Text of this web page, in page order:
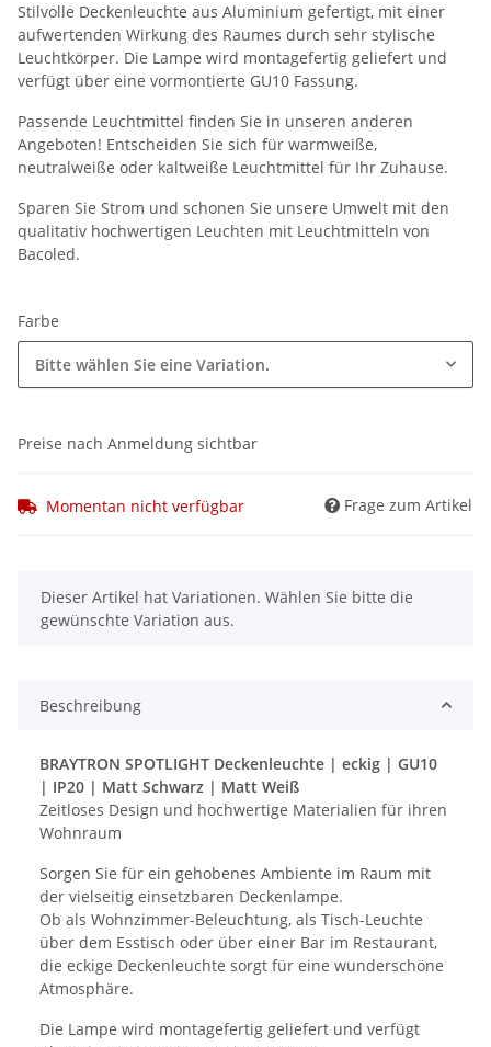
Stilvolle Deckenleuchte aus Aluminium gefertigt, mit einer
aufwertenden Wirkung des Raumes durch sehr stylische
Leuchtkörper. Die Lampe wird montagefertig geliefert und
verfügt über eine vormontierte GU10 Fassung.
Passende Leuchtmittel finden Sie in unseren anderen
Angeboten! Entscheiden Sie sich für warmweiße,
neutralweiße oder kaltweiße Leuchtmittel für Ihr Zuhause.
Sparen Sie Strom und schonen Sie unsere Umwelt mit den
qualitativ hochwertigen Leuchten mit Leuchtmitteln von
Bacoled.
Farbe
Bitte wählen Sie eine Variation.
Preise nach Anmeldung sichtbar
Momentan nicht verfügbar Frage zum Artikel
x
Dieser Artikel hat Variationen. Wählen Sie bitte die
gewünschte Variation aus.
Beschreibung
BRAYTRON SPOTLIGHT Deckenleuchte | eckig | GU10
| IP20 | Matt Schwarz | Matt Weiß
Zeitloses Design und hochwertige Materialien für ihren
Wohnraum
Sorgen Sie für ein gehobenes Ambiente im Raum mit
der vielseitig einsetzbaren Deckenlampe.
Ob als Wohnzimmer-Beleuchtung, als Tisch-Leuchte
über dem Esstisch oder über einer Bar im Restaurant,
die eckige Deckenleuchte sorgt für eine wunderschöne
Atmosphäre.
Die Lampe wird montagefertig geliefert und verfügt